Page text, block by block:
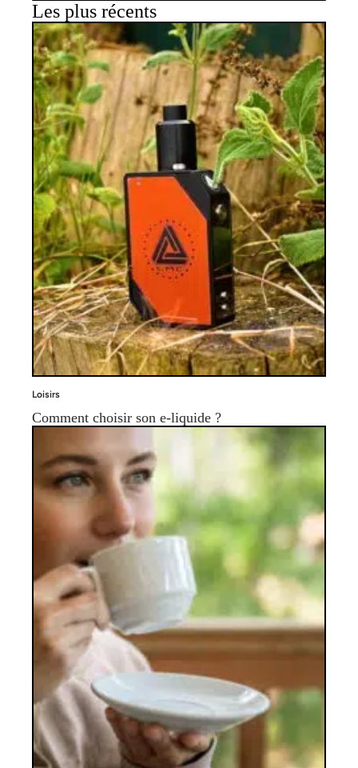
Les plus récents
Loisirs
Comment choisir son e-liquide ?